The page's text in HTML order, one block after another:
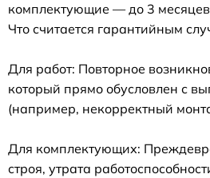
комплектующие — до 3
Что считается гарантийным
Для работ: Повторное
который прямо обусловлен с
(например, некорректный
Для комплектующих:
строя, утрата